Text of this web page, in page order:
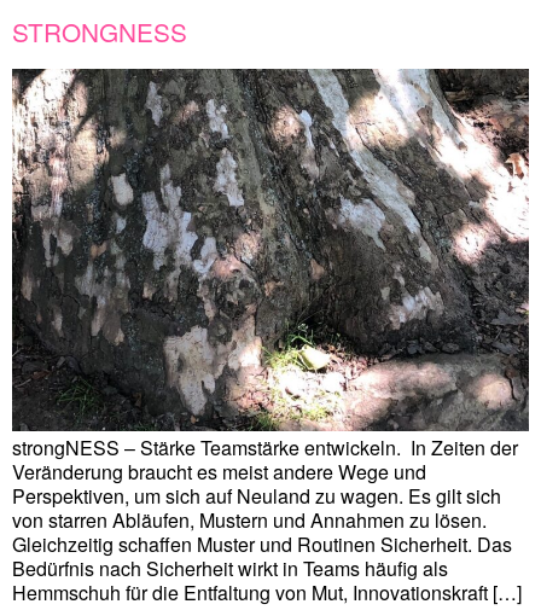
STRONGNESS
strongNESS – Stärke Teamstärke entwickeln. In Zeiten der
Veränderung braucht es meist andere Wege und
Perspektiven, um sich auf Neuland zu wagen. Es gilt sich
von starren Abläufen, Mustern und Annahmen zu lösen.
Gleichzeitig schaffen Muster und Routinen Sicherheit. Das
Bedürfnis nach Sicherheit wirkt in Teams häufig als
Hemmschuh für die Entfaltung von Mut, Innovationskraft […]